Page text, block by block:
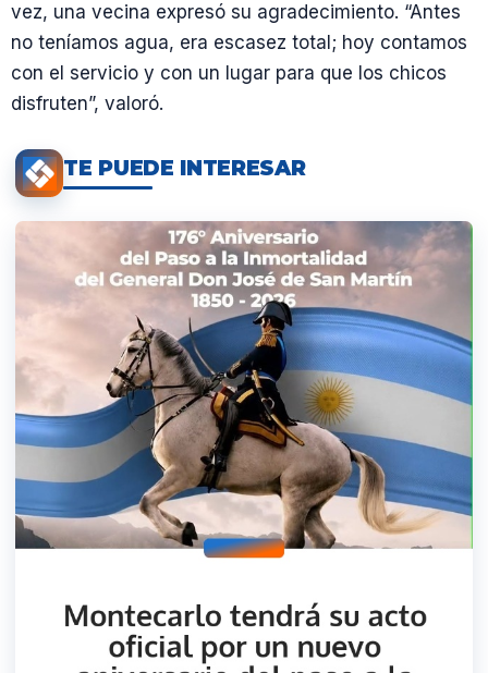
vez, una vecina expresó su agradecimiento. “Antes
no teníamos agua, era escasez total; hoy contamos
con el servicio y con un lugar para que los chicos
disfruten”, valoró.
TE PUEDE INTERESAR